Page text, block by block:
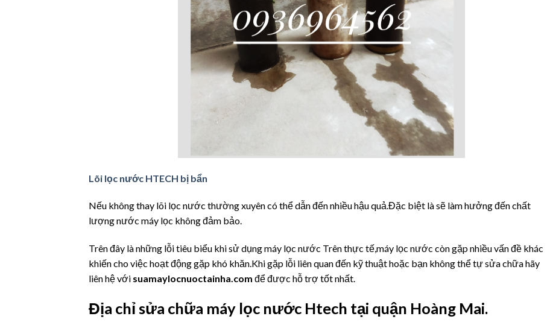
Lõi lọc nước HTECH bị bẩn
Nếu không thay lõi lọc nước thường xuyên có thể dẫn đến nhiều hậu quả.Đặc biệt là sẽ làm hưởng đến chất
lượng nước máy lọc không đảm bảo.
Trên đây là những lỗi tiêu biểu khi sử dụng máy lọc nước Trên thực tế,máy lọc nước còn gặp nhiều vấn đề khác
khiến cho việc hoạt động gặp khó khăn.Khi gặp lỗi liên quan đến kỹ thuật hoặc bạn không thể tự sửa chữa hãy
liên hệ với suamaylocnuoctainha.com để được hỗ trợ tốt nhất.
Địa chỉ sửa chữa máy lọc nước Htech tại quận Hoàng Mai.